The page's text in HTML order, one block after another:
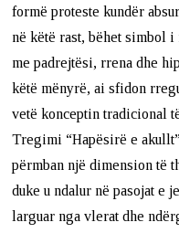
formë proteste kundër
në këtë rast, bëhet simbol
me padrejtësi, rrena dhe
këtë mënyrë, ai sfidon
vetë konceptin tradicional
Tregimi “Hapësirë e
përmban një dimension të
duke u ndalur në pasojat e
larguar nga vlerat dhe